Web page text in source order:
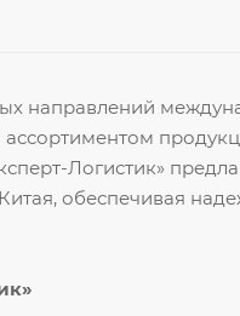
направлений
Логистик»
обеспечивая